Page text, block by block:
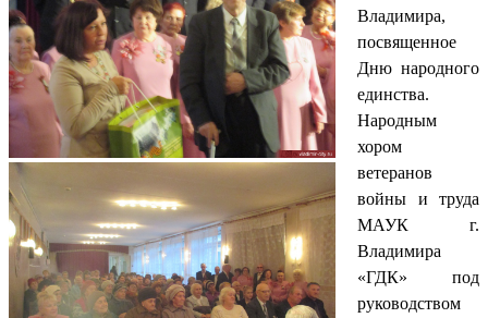
Владимира,
посвященное
Дню народного
единства.
Народным
хором
ветеранов
войны и труда
МАУК г.
Владимира
«ГДК» под
руководством